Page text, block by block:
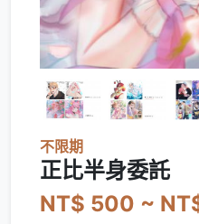
不限期
正比半身委託
NT$ 500 ~